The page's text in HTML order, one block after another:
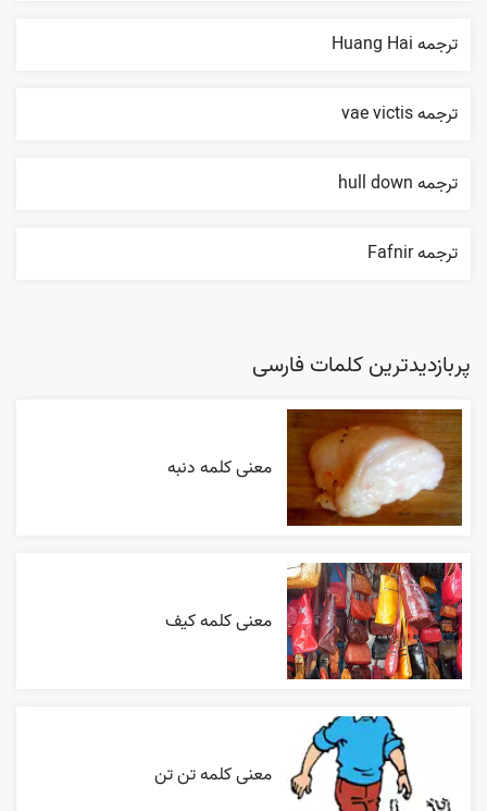
ترجمه Huang Hai
ترجمه vae victis
ترجمه hull down
ترجمه Fafnir
پربازدیدترین کلمات فارسی
معنی کلمه دنبه
معنی کلمه کیف
معنی کلمه تن تن